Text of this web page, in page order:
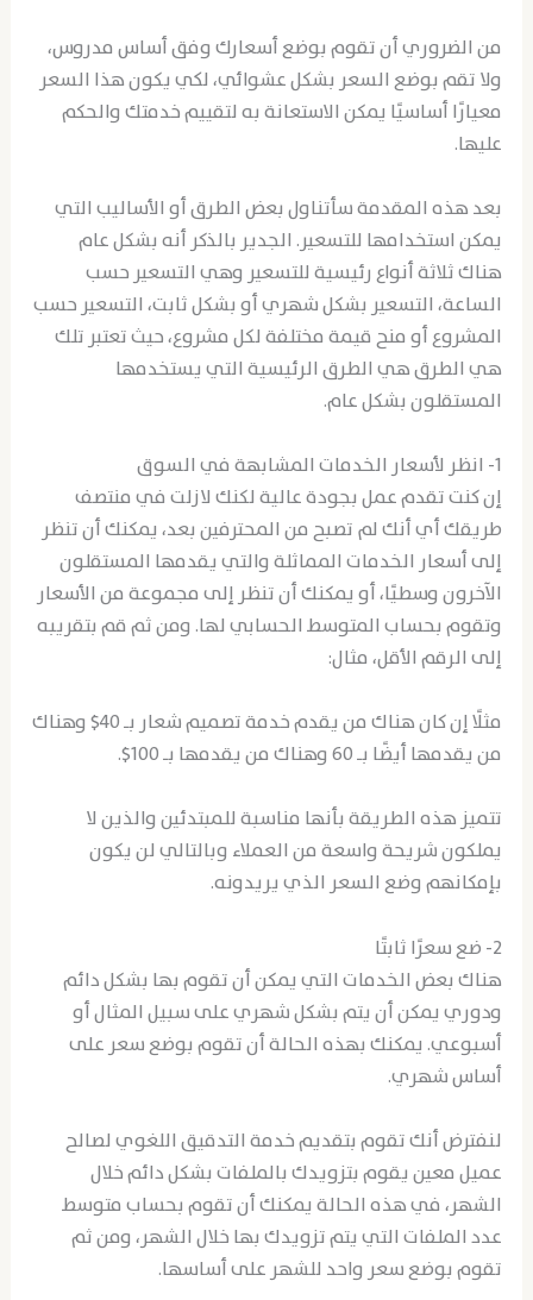
من الضروري أن تقوم بوضع أسعارك وفق أساس مدروس،
ولا تقم بوضع السعر بشكل عشوائي، لكي يكون هذا السعر
معيارًا أساسيًا يمكن الاستعانة به لتقييم خدمتك والحكم
عليها.
بعد هذه المقدمة سأتناول بعض الطرق أو الأساليب التي
يمكن استخدامها للتسعير. الجدير بالذكر أنه بشكل عام
هناك ثلاثة أنواع رئيسية للتسعير وهي التسعير حسب
الساعة، التسعير بشكل شهري أو بشكل ثابت، التسعير حسب
المشروع أو منح قيمة مختلفة لكل مشروع، حيث تعتبر تلك
هي الطرق هي الطرق الرئيسية التي يستخدمها
المستقلون بشكل عام.
1- انظر لأسعار الخدمات المشابهة في السوق
إن كنت تقدم عمل بجودة عالية لكنك لازلت في منتصف
طريقك أي أنك لم تصبح من المحترفين بعد، يمكنك أن تنظر
إلى أسعار الخدمات المماثلة والتي يقدمها المستقلون
الآخرون وسطيًا، أو يمكنك أن تنظر إلى مجموعة من الأسعار
وتقوم بحساب المتوسط الحسابي لها. ومن ثم قم بتقريبه
إلى الرقم الأقل، مثال:
مثلًا إن كان هناك من يقدم خدمة تصميم شعار بـ 40$ وهناك
من يقدمها أيضًا بـ 60 وهناك من يقدمها بـ 100$.
تتميز هذه الطريقة بأنها مناسبة للمبتدئين والذين لا
يملكون شريحة واسعة من العملاء وبالتالي لن يكون
بإمكانهم وضع السعر الذي يريدونه.
2- ضع سعرًا ثابتًا
هناك بعض الخدمات التي يمكن أن تقوم بها بشكل دائم
ودوري يمكن أن يتم بشكل شهري على سبيل المثال أو
أسبوعي. يمكنك بهذه الحالة أن تقوم بوضع سعر على
أساس شهري.
لنفترض أنك تقوم بتقديم خدمة التدقيق اللغوي لصالح
عميل معين يقوم بتزويدك بالملفات بشكل دائم خلال
الشهر، في هذه الحالة يمكنك أن تقوم بحساب متوسط
عدد الملفات التي يتم تزويدك بها خلال الشهر، ومن ثم
تقوم بوضع سعر واحد للشهر على أساسها.